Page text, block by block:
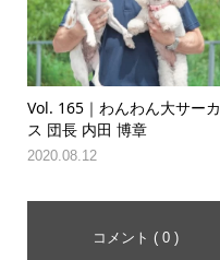
Vol. 165｜わんわん大サーカ
ス 団長 内田 博章
2020.08.12
コメント ( 0 )